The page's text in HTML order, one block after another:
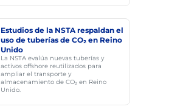
Estudios de la NSTA respaldan el
uso de tuberías de CO₂ en Reino
Unido
La NSTA evalúa nuevas tuberías y
activos offshore reutilizados para
ampliar el transporte y
almacenamiento de CO₂ en Reino
Unido.